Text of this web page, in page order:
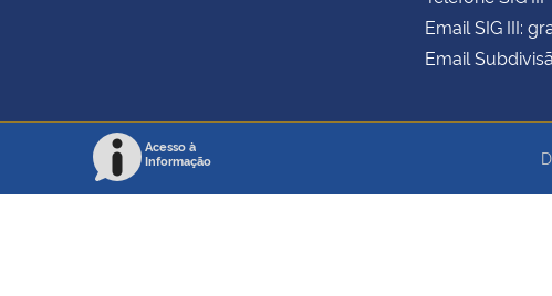
Email SIG III:
Email
Acesso à
Informação